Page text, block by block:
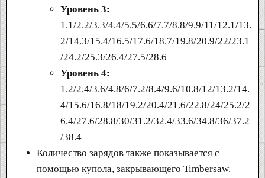
Уровень 3:
1.1/2.2/3.3/4.4/5.5/6.6/7.7/8.8/9.9/11/12.1/13.
2/14.3/15.4/16.5/17.6/18.7/19.8/20.9/22/23.1
/24.2/25.3/26.4/27.5/28.6
Уровень 4:
1.2/2.4/3.6/4.8/6/7.2/8.4/9.6/10.8/12/13.2/14.
4/15.6/16.8/18/19.2/20.4/21.6/22.8/24/25.2/2
6.4/27.6/28.8/30/31.2/32.4/33.6/34.8/36/37.2
/38.4
Количество зарядов также показывается с
помощью купола, закрывающего Timbersaw.